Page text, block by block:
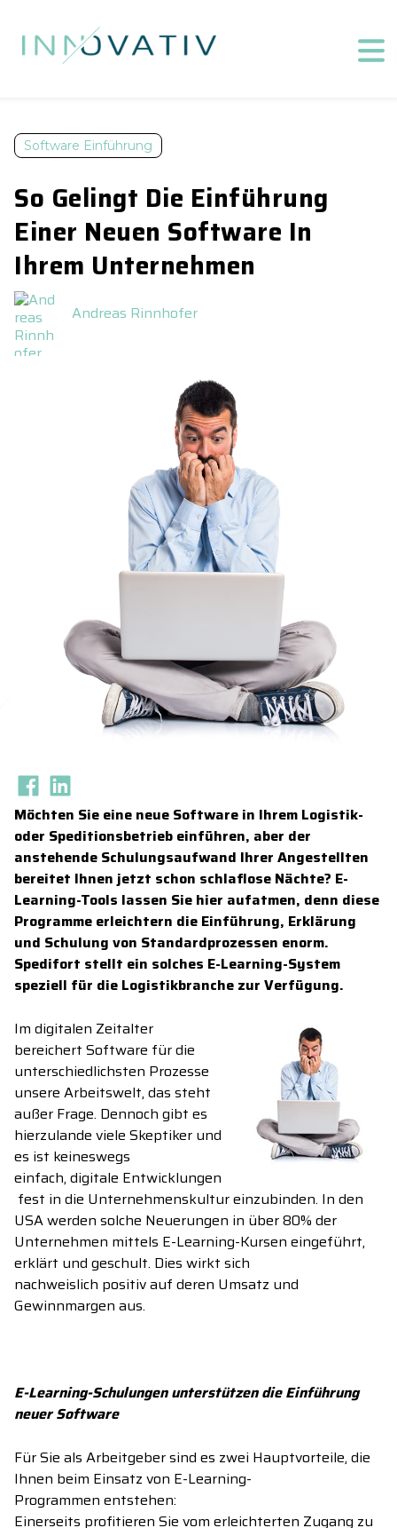
Software Einführung
So Gelingt Die Einführung
Einer Neuen Software In
Ihrem Unternehmen
Andreas Rinnhofer
Möchten Sie eine neue Software in Ihrem Logistik-
oder Speditionsbetrieb einführen, aber der
anstehende Schulungsaufwand Ihrer Angestellten
bereitet Ihnen jetzt schon schlaflose Nächte? E-
Learning-Tools lassen Sie hier aufatmen, denn diese
Programme erleichtern die Einführung, Erklärung
und Schulung von Standardprozessen enorm.
Spedifort stellt ein solches E-Learning-System
speziell für die Logistikbranche zur Verfügung.
Im digitalen Zeitalter
bereichert Software für die
unterschiedlichsten Prozesse
unsere Arbeitswelt, das steht
außer Frage. Dennoch gibt es
hierzulande viele Skeptiker und
es ist keineswegs
einfach, digitale Entwicklungen
fest in die Unternehmenskultur einzubinden. In den
USA werden solche Neuerungen in über 80% der
Unternehmen mittels E-Learning-Kursen eingeführt,
erklärt und geschult. Dies wirkt sich
nachweislich positiv auf deren Umsatz und
Gewinnmargen aus.
E-Learning-Schulungen unterstützen die Einführung
neuer Software
Für Sie als Arbeitgeber sind es zwei Hauptvorteile, die
Ihnen beim Einsatz von E-Learning-
Programmen entstehen:
Einerseits profitieren Sie vom erleichterten Zugang zu